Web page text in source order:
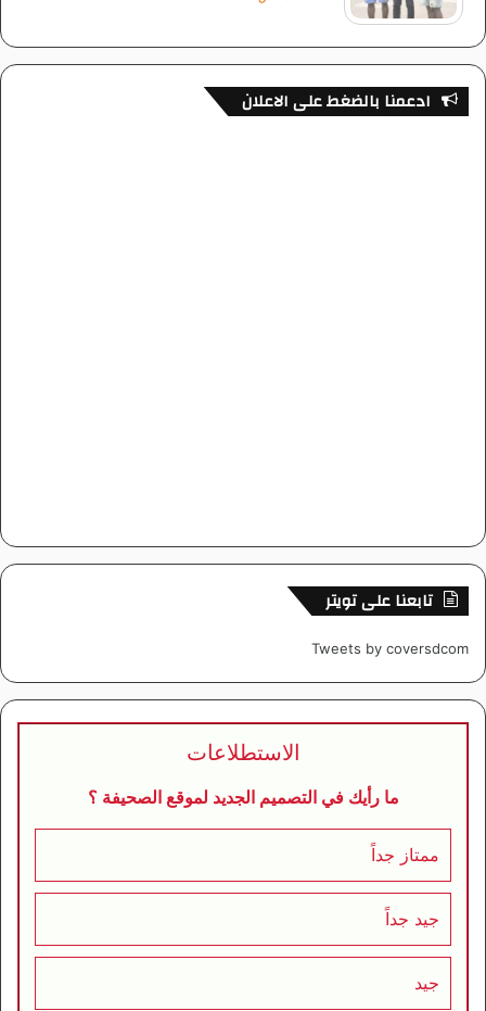
ادعمنا بالضغط على الاعلان
تابعنا على تويتر
Tweets by coversdcom
الاستطلاعات
ما رأيك في التصميم الجديد لموقع الصحيفة ؟
ممتاز جداً
جيد جداً
جيد